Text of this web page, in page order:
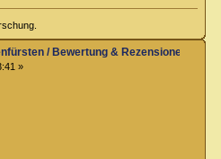
/ Bewertung & Rezensionen
»